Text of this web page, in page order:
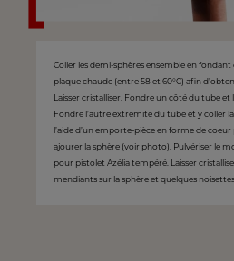
Coller les demi-sphères ensemble en
plaque chaude (entre 58 et 60°C) afin
Laisser cristalliser. Fondre un côté du tube et
Fondre l’autre extrémité du tube et y coller la
l’aide d’un emporte-pièce en forme de
ajourer la sphère (voir photo). Pulvériser le
pour pistolet Azélia tempéré. Laisser
mendiants sur la sphère et quelques